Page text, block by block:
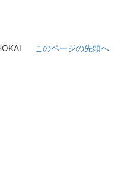
このページの先頭へ